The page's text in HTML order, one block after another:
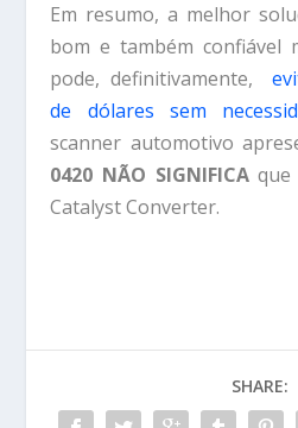
Em resumo, a melhor
bom e também confiável
pode, definitivamente,
de dólares sem
scanner automotivo
0420 NÃO SIGNIFICAque
Catalyst Converter.
SHARE: